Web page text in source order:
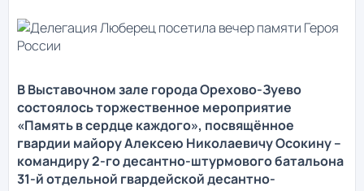
В Выставочном зале города Орехово-Зуево
состоялось торжественное мероприятие
«Память в сердце каждого», посвящённое
гвардии майору Алексею Николаевичу Осокину –
командиру 2-го десантно-штурмового батальона
31-й отдельной гвардейской десантно-